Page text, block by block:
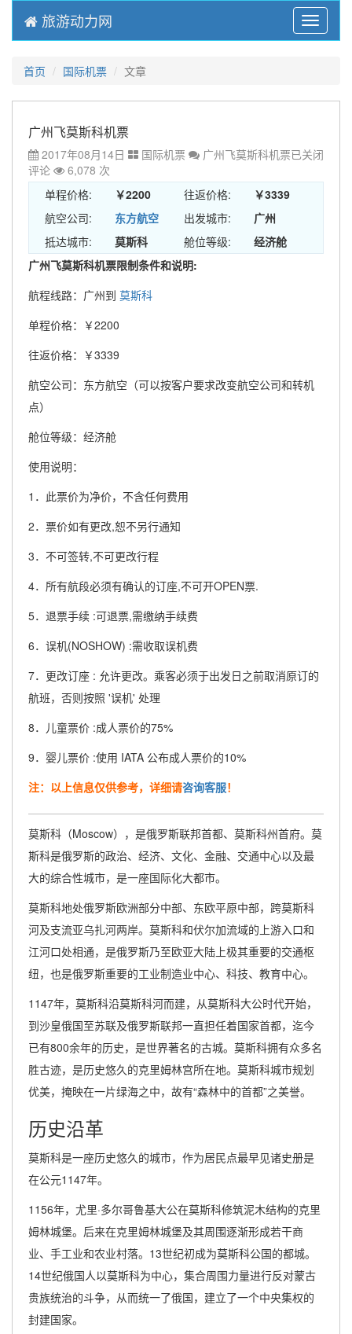
Menu
旅游动力网
首页 国际机票 文章
广州飞莫斯科机票
2017年08月14日 国际机票 广州飞莫斯科机票已关闭
评论
6,078 次
单程价格:
￥2200 往返价格:
￥3339
航空公司:
东方航空 出发城市:
广州
抵达城市:
莫斯科 舱位等级:
经济舱
广州飞莫斯科机票限制条件和说明:
航程线路：广州到 莫斯科
单程价格：￥2200
往返价格：￥3339
航空公司：东方航空（可以按客户要求改变航空公司和转机
点）
舱位等级：经济舱
使用说明：
1．此票价为净价，不含任何费用
2．票价如有更改,恕不另行通知
3．不可签转,不可更改行程
4．所有航段必须有确认的订座,不可开OPEN票.
5．退票手续 :可退票,需缴纳手续费
6．误机(NOSHOW) :需收取误机费
7．更改订座 : 允许更改。乘客必须于出发日之前取消原订的
航班，否则按照 '误机' 处理
8．儿童票价 :成人票价的75%
9．婴儿票价 :使用 IATA 公布成人票价的10%
注：以上信息仅供参考，详细请咨询客服！
莫斯科（Moscow），是俄罗斯联邦首都、莫斯科州首府。莫
斯科是俄罗斯的政治、经济、文化、金融、交通中心以及最
大的综合性城市，是一座国际化大都市。
莫斯科地处俄罗斯欧洲部分中部、东欧平原中部，跨莫斯科
河及支流亚乌扎河两岸。莫斯科和伏尔加流域的上游入口和
江河口处相通，是俄罗斯乃至欧亚大陆上极其重要的交通枢
纽，也是俄罗斯重要的工业制造业中心、科技、教育中心。
1147年，莫斯科沿莫斯科河而建，从莫斯科大公时代开始，
到沙皇俄国至苏联及俄罗斯联邦一直担任着国家首都，迄今
已有800余年的历史，是世界著名的古城。莫斯科拥有众多名
胜古迹，是历史悠久的克里姆林宫所在地。莫斯科城市规划
优美，掩映在一片绿海之中，故有“森林中的首都”之美誉。
历史沿革
莫斯科是一座历史悠久的城市，作为居民点最早见诸史册是
在公元1147年。
1156年，尤里·多尔哥鲁基大公在莫斯科修筑泥木结构的克里
姆林城堡。后来在克里姆林城堡及其周围逐渐形成若干商
业、手工业和农业村落。13世纪初成为莫斯科公国的都城。
14世纪俄国人以莫斯科为中心，集合周围力量进行反对蒙古
贵族统治的斗争，从而统一了俄国，建立了一个中央集权的
封建国家。